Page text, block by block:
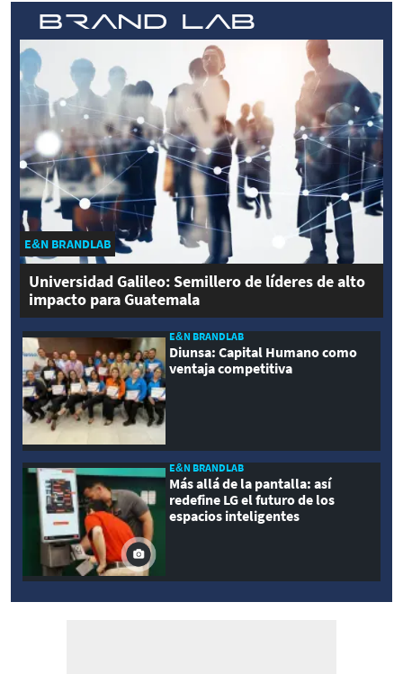
E&N BRANDLAB
Universidad Galileo: Semillero de líderes de alto
impacto para Guatemala
E&N BRANDLAB
Diunsa: Capital Humano como
ventaja competitiva
E&N BRANDLAB
Más allá de la pantalla: así
redefine LG el futuro de los
espacios inteligentes